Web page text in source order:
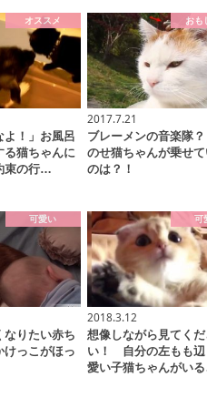
オススメ
よ！」お風呂
る猫ちゃんに
束の行…
おも
2017.7.21
ブレーメンの音楽隊
のせ猫ちゃんが乗せて
のは？！
可愛い
なりたい赤ち
けっこがほっ
可
2018.3.12
想像しながら見てくだ
い！ 自分の左もも辺
愛い子猫ちゃんがい